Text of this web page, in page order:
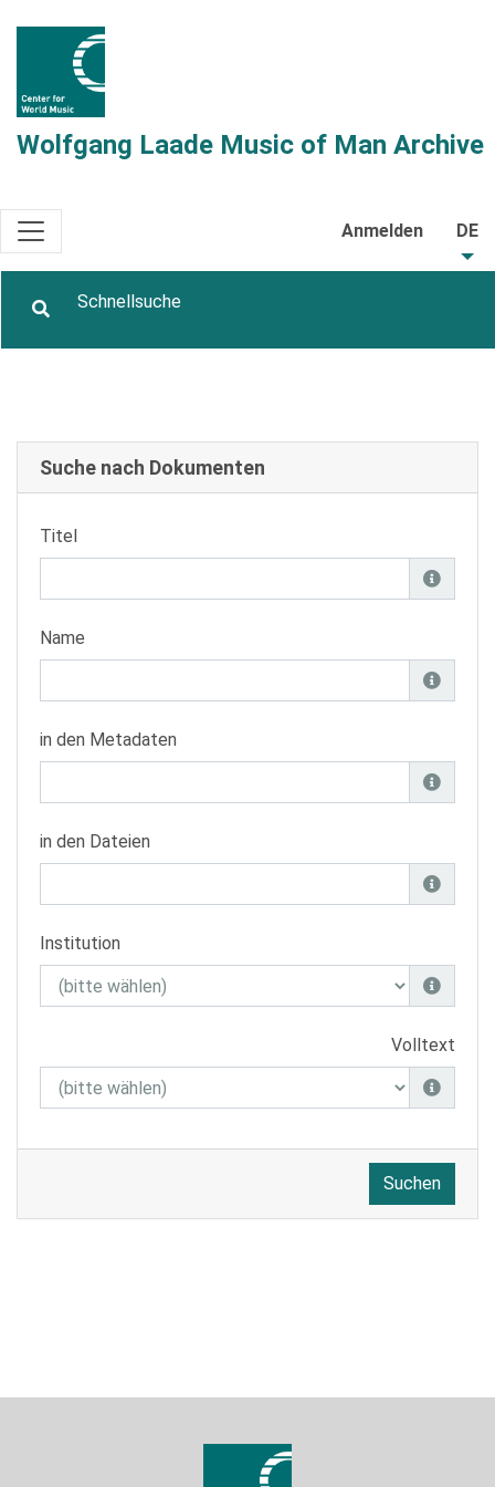
Wolfgang Laade Music of Man Archive
Anmelden DE
Suche nach Dokumenten
Titel
Name
in den Metadaten
in den Dateien
Institution
Volltext
Suchen